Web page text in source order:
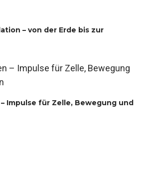
– von der Erde bis zur
Impulse für Zelle, Bewegung und